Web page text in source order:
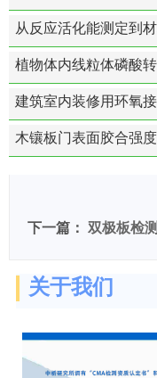
从反应活化能测定到
化寿命预测的经典
植物体内线粒体磷酸
白活性检测
建筑室内装修用环氧
苯含量检测
木镶板门表面胶合强
下一篇： 双极板检测
关于我们